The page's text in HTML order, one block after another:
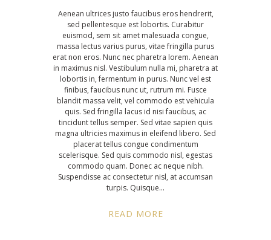
Aenean ultrices justo faucibus eros hendrerit,
sed pellentesque est lobortis. Curabitur
euismod, sem sit amet malesuada congue,
massa lectus varius purus, vitae fringilla purus
erat non eros. Nunc nec pharetra lorem. Aenean
in maximus nisl. Vestibulum nulla mi, pharetra at
lobortis in, fermentum in purus. Nunc vel est
finibus, faucibus nunc ut, rutrum mi. Fusce
blandit massa velit, vel commodo est vehicula
quis. Sed fringilla lacus id nisi faucibus, ac
tincidunt tellus semper. Sed vitae sapien quis
magna ultricies maximus in eleifend libero. Sed
placerat tellus congue condimentum
scelerisque. Sed quis commodo nisl, egestas
commodo quam. Donec ac neque nibh.
Suspendisse ac consectetur nisl, at accumsan
turpis. Quisque
READ MORE